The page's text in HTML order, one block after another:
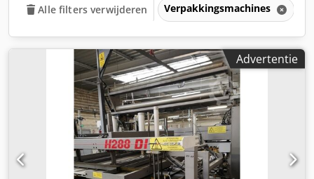
Alle filters verwijderen Verpakkingsmachines
Advertentie